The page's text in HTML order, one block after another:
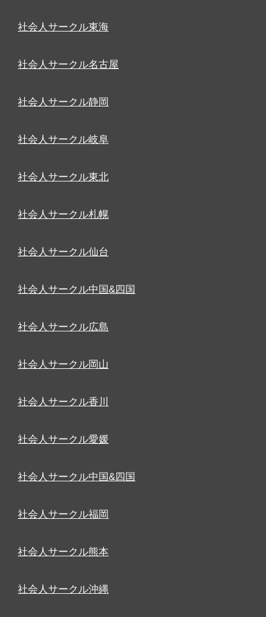
社会人サークル東海
社会人サークル名古屋
社会人サークル静岡
社会人サークル岐阜
社会人サークル東北
社会人サークル札幌
社会人サークル仙台
社会人サークル中国&四国
社会人サークル広島
社会人サークル岡山
社会人サークル香川
社会人サークル愛媛
社会人サークル中国&四国
社会人サークル福岡
社会人サークル熊本
社会人サークル沖縄